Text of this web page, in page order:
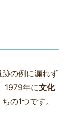
の例に漏れず
1979年に文化
の1つです。